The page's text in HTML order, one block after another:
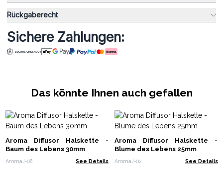
Rückgaberecht
Sichere Zahlungen:
Das könnte Ihnen auch gefallen
Aroma Diffusor Halskette -
Baum des Lebens 30mm
AromaJ-08 See Details
Aroma Diffusor Halskette -
Blume des Lebens 25mm
AromaJ-02 See Details